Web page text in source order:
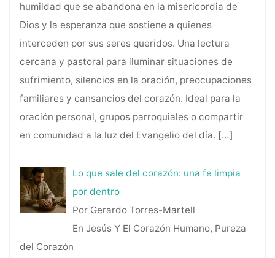
humildad que se abandona en la misericordia de
Dios y la esperanza que sostiene a quienes
interceden por sus seres queridos. Una lectura
cercana y pastoral para iluminar situaciones de
sufrimiento, silencios en la oración, preocupaciones
familiares y cansancios del corazón. Ideal para la
oración personal, grupos parroquiales o compartir
en comunidad a la luz del Evangelio del día. […]
Lo que sale del corazón: una fe limpia
por dentro
Por Gerardo Torres-Martell
En Jesús Y El Corazón Humano, Pureza
del Corazón